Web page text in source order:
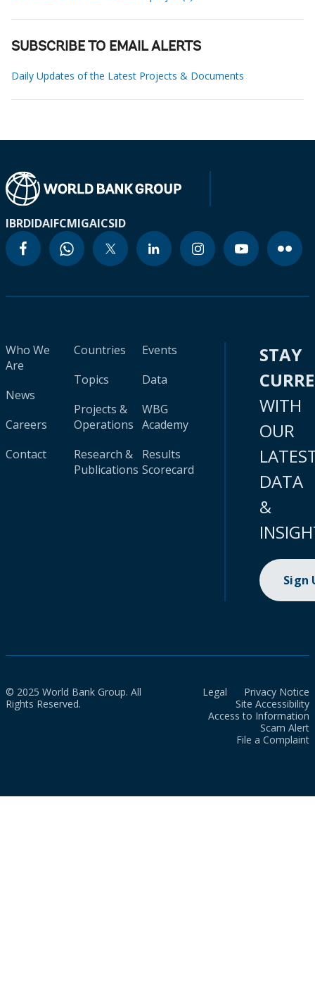
SUBSCRIBE TO EMAIL ALERTS
Daily Updates of the Latest Projects & Documents
IBRDIDAIFCMIGAICSID
Who We
Are
News
Careers
Contact
Countries
Topics
Projects &
Operations
Research &
Publications
Events
Data
WBG
Academy
Results
Scorecard
STAY
WITH
OUR
DATA
&
Sign
© 2025 World Bank Group. All
Rights Reserved.
Legal
Privacy Notice
Site Accessibility
Access to Information
Scam Alert
File a Complaint